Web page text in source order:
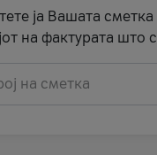
ја Вашата
на фактурата што
на сметка